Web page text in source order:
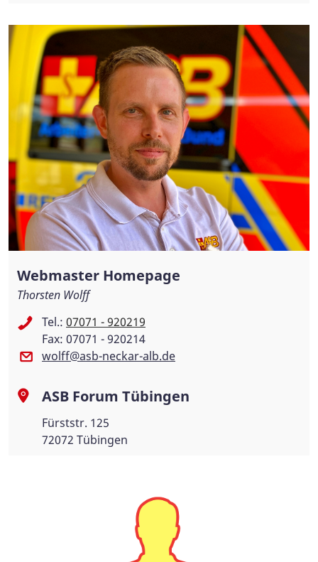
Webmaster Homepage
Thorsten Wolff
Tel.: 07071 - 920219
Fax: 07071 - 920214
wolff@asb-neckar-alb.de
ASB Forum Tübingen
Fürststr. 125
72072 Tübingen